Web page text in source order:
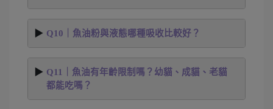
Q10｜魚油粉與液態哪種吸收比較好？
Q11｜魚油有年齡限制嗎？幼貓、成貓、老貓
都能吃嗎？